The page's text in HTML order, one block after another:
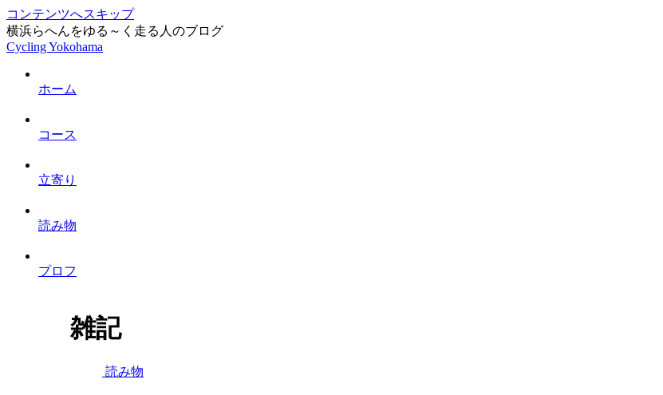
コンテンツへスキップ
横浜らへんをゆる～く走る人のブログ
Cycling Yokohama
ホーム
コース
立寄り
読み物
プロフ
雑記
読み物